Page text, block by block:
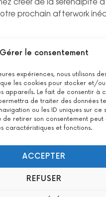
Gérer le consentement
expériences, nous utilisons
les cookies pour stocker et/
appareils. Le fait de consentir à
de traiter des données
ou les ID uniques sur ce
de retirer son consentement
caractéristiques et fonctions.
ACCEPTER
REFUSER
prochain afterwork
a été délivrée au titre de
de formations.Voir le